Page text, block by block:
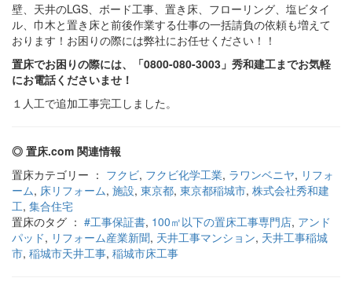
壁、天井のLGS、ボード工事、置き床、フローリング、塩ビタイ
ル、巾木と置き床と前後作業する仕事の一括請負の依頼も増えて
おります！お困りの際には弊社にお任せください！！
置床でお困りの際には、「0800-080-3003」秀和建工までお気軽
にお電話くださいませ！
１人工で追加工事完工しました。
◎ 置床.com 関連情報
置床カテゴリー ： フクビ, フクビ化学工業, ラワンベニヤ, リフォ
ーム, 床リフォーム, 施設, 東京都, 東京都稲城市, 株式会社秀和建
工, 集合住宅
置床のタグ ： #工事保証書, 100㎡以下の置床工事専門店, アンド
パッド, リフォーム産業新聞, 天井工事マンション, 天井工事稲城
市, 稲城市天井工事, 稲城市床工事